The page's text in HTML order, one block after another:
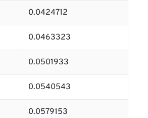
0.0424712
0.0463323
0.0501933
0.0540543
0.0579153